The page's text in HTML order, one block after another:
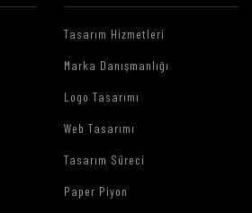
Tasarım Hizmetleri
Marka Danışmanlığı
Logo Tasarımı
Web Tasarımı
Tasarım Süreci
Paper Piyon